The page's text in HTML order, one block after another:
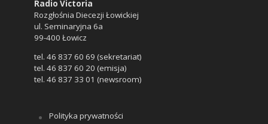
Radio Victoria
Rozgłośnia Diecezji Łowickiej
ul. Seminaryjna 6a
99-400 Łowicz
tel. 46 837 60 69 (sekretariat)
tel. 46 837 60 20 (emisja)
tel. 46 837 33 01 (newsroom)
Polityka prywatności